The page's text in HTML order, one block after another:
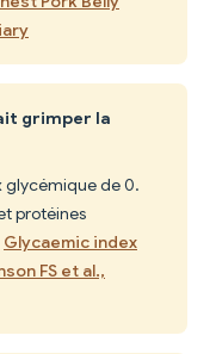
grimper la
glycémique de 0.
protéines
Glycaemic index
FS et al.,